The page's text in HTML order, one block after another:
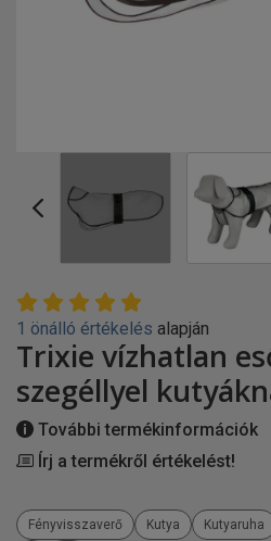
1 önálló értékelés alapján
Trixie vízhatlan
szegéllyel
További termékinformációk
Írj a termékről értékelést!
Fényvisszaverő Kutya Kutyaruha